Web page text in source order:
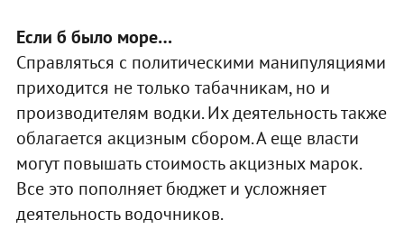
Если б было море…
Справляться с политическими манипуляциями
приходится не только табачникам, но и
производителям водки. Их деятельность также
облагается акцизным сбором. А еще власти
могут повышать стоимость акцизных марок.
Все это пополняет бюджет и усложняет
деятельность водочников.